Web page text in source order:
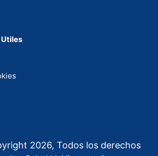
2026, Todos los derechos